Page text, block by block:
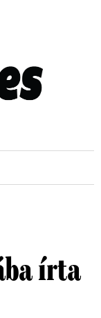
írta